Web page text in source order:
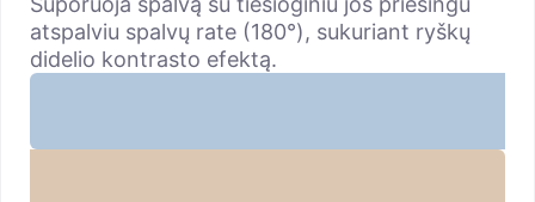
atspalviu spalvų rate (180°), sukuriant ryškų
didelio kontrasto efektą.